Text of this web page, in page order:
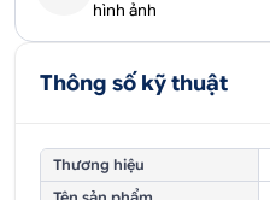
hình ảnh
Thông số kỹ thuật
Thương hiệu